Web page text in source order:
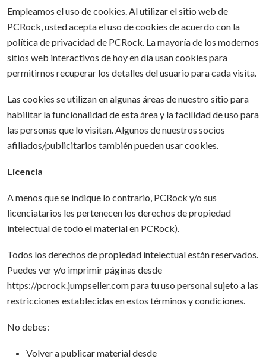
Empleamos el uso de cookies. Al utilizar el sitio web de
PCRock, usted acepta el uso de cookies de acuerdo con la
política de privacidad de PCRock. La mayoría de los modernos
sitios web interactivos de hoy en día usan cookies para
permitirnos recuperar los detalles del usuario para cada visita.
Las cookies se utilizan en algunas áreas de nuestro sitio para
habilitar la funcionalidad de esta área y la facilidad de uso para
las personas que lo visitan. Algunos de nuestros socios
afiliados/publicitarios también pueden usar cookies.
Licencia
A menos que se indique lo contrario, PCRock y/o sus
licenciatarios les pertenecen los derechos de propiedad
intelectual de todo el material en PCRock).
Todos los derechos de propiedad intelectual están reservados.
Puedes ver y/o imprimir páginas desde
https://pcrock.jumpseller.com para tu uso personal sujeto a las
restricciones establecidas en estos términos y condiciones.
No debes:
Volver a publicar material desde